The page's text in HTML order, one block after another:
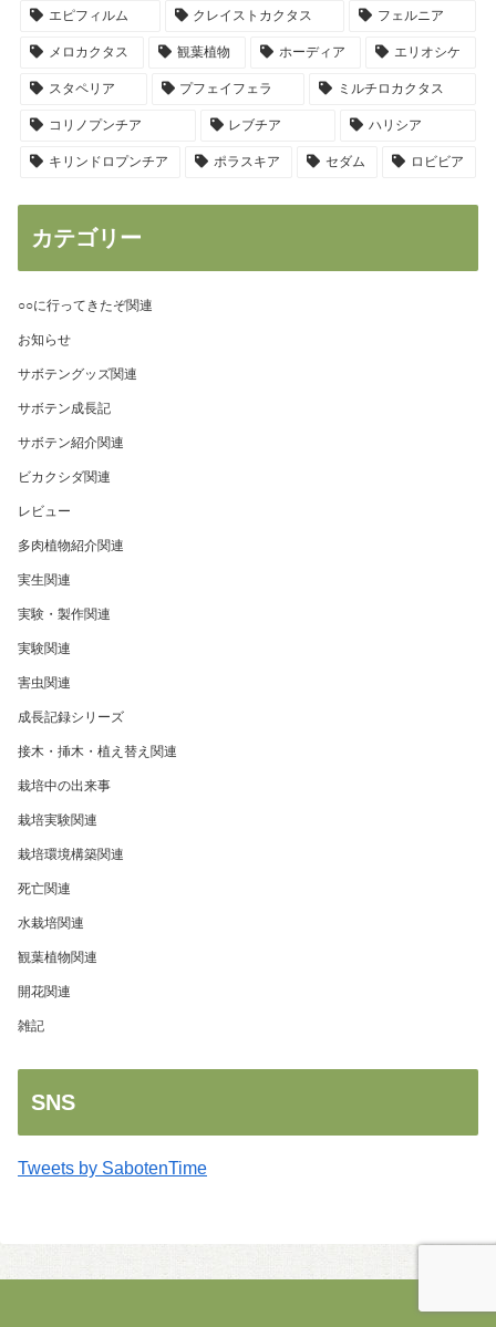
エピフィルム クレイストカクタス フェルニア
メロカクタス 観葉植物 ホーディア エリオシケ
スタペリア プフェイフェラ ミルチロカクタス
コリノプンチア レブチア ハリシア
キリンドロプンチア ポラスキア セダム ロビビア
カテゴリー
○○に行ってきたぞ関連
お知らせ
サボテングッズ関連
サボテン成長記
サボテン紹介関連
ビカクシダ関連
レビュー
多肉植物紹介関連
実生関連
実験・製作関連
実験関連
害虫関連
成長記録シリーズ
接木・挿木・植え替え関連
栽培中の出来事
栽培実験関連
栽培環境構築関連
死亡関連
水栽培関連
観葉植物関連
開花関連
雑記
SNS
Tweets by SabotenTime